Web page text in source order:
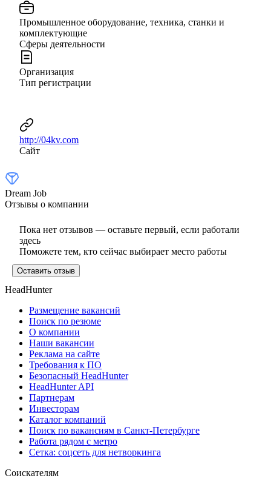
Промышленное оборудование, техника, станки и
комплектующие
Сферы деятельности
Организация
Тип регистрации
http://04kv.com
Сайт
Dream Job
Отзывы о компании
Пока нет отзывов — оставьте первый, если работали
здесь
Поможете тем, кто сейчас выбирает место работы
Оставить отзыв
HeadHunter
Размещение вакансий
Поиск по резюме
О компании
Наши вакансии
Реклама на сайте
Требования к ПО
Безопасный HeadHunter
HeadHunter API
Партнерам
Инвесторам
Каталог компаний
Поиск по вакансиям в Санкт-Петербурге
Работа рядом с метро
Сетка: соцсеть для нетворкинга
Соискателям